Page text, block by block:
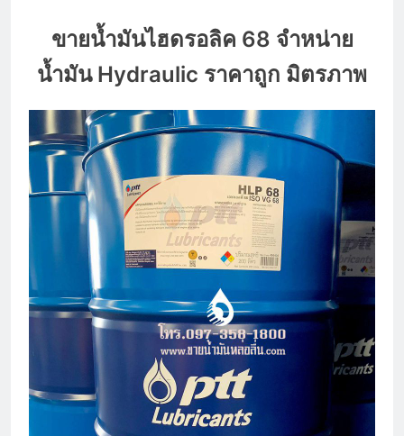
ขายน้ำมันไฮดรอลิค 68 จำหน่าย
น้ำมัน Hydraulic ราคาถูก มิตรภาพ